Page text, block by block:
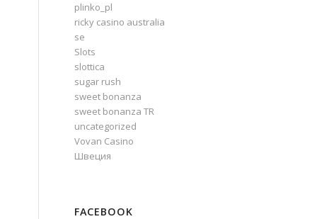
plinko_pl
ricky casino australia
se
Slots
slottica
sugar rush
sweet bonanza
sweet bonanza TR
uncategorized
Vovan Casino
Швеция
FACEBOOK